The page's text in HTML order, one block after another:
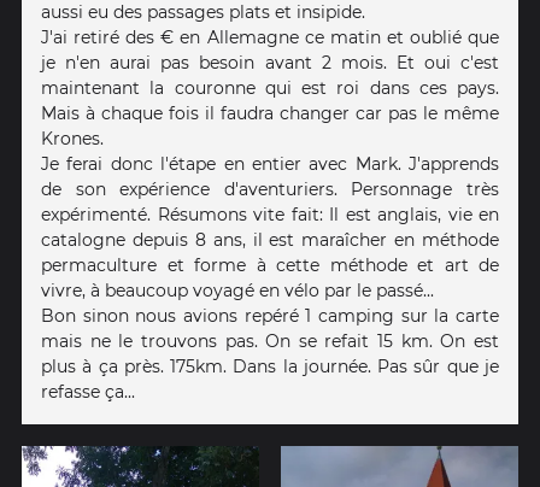
aussi eu des passages plats et insipide.
J'ai retiré des € en Allemagne ce matin et oublié que
je n'en aurai pas besoin avant 2 mois. Et oui c'est
maintenant la couronne qui est roi dans ces pays.
Mais à chaque fois il faudra changer car pas le même
Krones.
Je ferai donc l'étape en entier avec Mark. J'apprends
de son expérience d'aventuriers. Personnage très
expérimenté. Résumons vite fait: Il est anglais, vie en
catalogne depuis 8 ans, il est maraîcher en méthode
permaculture et forme à cette méthode et art de
vivre, à beaucoup voyagé en vélo par le passé...
Bon sinon nous avions repéré 1 camping sur la carte
mais ne le trouvons pas. On se refait 15 km. On est
plus à ça près. 175km. Dans la journée. Pas sûr que je
refasse ça...